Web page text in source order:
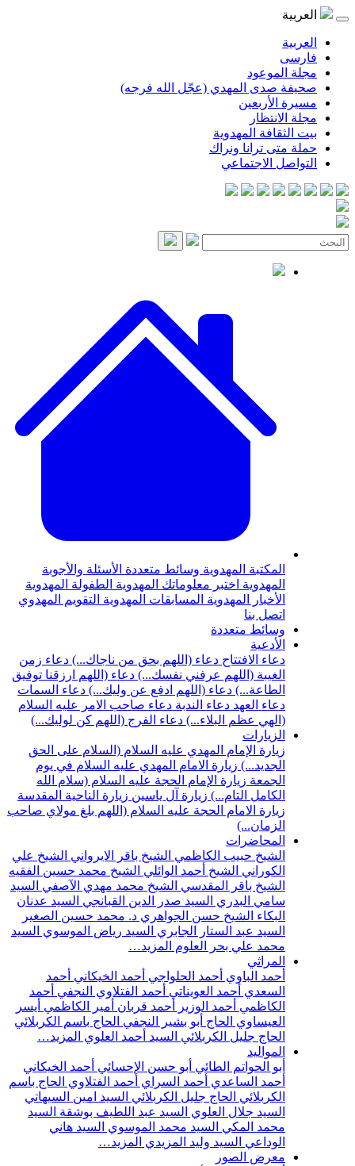
العربية
العربية
فارسی
مجلة الموعود
صحيفة صدى المهدي (عجّل الله فرجه)
مسيرة الأربعين
مجلة الانتظار
بيت الثقافة المهدوية
حملة متى ترانا ونراك
التواصل الاجتماعي
المكتبة المهدوية وسائط متعددة الأسئلة والأجوبة
المهدوية اختبر معلوماتك المهدوية الطفولة المهدوية
الأخبار المهدوية المسابقات المهدوية التقويم المهدوي
اتصل بنا
وسائط متعددة
الأدعية
دعاء الافتتاح دعاء (اللهم بحق من ناجاك...) دعاء زمن
الغيبة (اللهم عرفني نفسك...) دعاء (اللهم ارزقنا توفيق
الطاعة...) دعاء (اللهم ادفع عن وليك...) دعاء السمات
دعاء العهد دعاء الندبة دعاء صاحب الامر عليه السلام
(الهي عظم البلاء...) دعاء الفرج (اللهم كن لوليك...)
الزيارات
زيارة الإمام المهدي عليه السلام (السلام على الحق
الجديد...) زيارة الامام المهدي عليه السلام في يوم
الجمعة زيارة الإمام الحجة عليه السلام (سلام الله
الكامل التام...) زيارة آل ياسين زيارة الناحية المقدسة
زيارة الامام الحجة عليه السلام (اللهم بلغ مولاي صاحب
الزمان...)
المحاضرات
الشيخ حبيب الكاظمي الشيخ باقر الايرواني الشيخ علي
الكوراني الشيخ أحمد الوائلي الشيخ محمد حسين الفقيه
الشيخ باقر المقدسي الشيخ محمد مهدي الآصفي السيد
سامي البدري السيد صدر الدين القبانجي السيد عدنان
البكاء الشيخ حسن الجواهري د. محمد حسين الصغير
السيد عبد الستار الجابري السيد رياض الموسوي السيد
محمد علي بحر العلوم المزيد…
المراثي
أحمد الباوي أحمد الحلواجي أحمد الخيكاني أحمد
السعدي أحمد العويناتي أحمد الفتلاوي النجفي أحمد
الكاظمي أحمد الوزير أحمد قربان أمير الكاظمي أيسر
العيساوي الحاج أبو بشير النجفي الحاج باسم الكربلائي
الحاج جليل الكربلائي السيد أحمد العلوي المزيد…
المواليد
أبو الحواتم الطائي أبو حسن الإحسائي أحمد الخيكاني
أحمد الساعدي أحمد السراي أحمد الفتلاوي الحاج باسم
الكربلائي الحاج جليل الكربلائي السيد امين السيهاتي
السيد جلال العلوي السيد عبد اللطيف بوشقة السيد
محمد المكي السيد محمد الموسوي السيد هاني
الوداعي السيد وليد المزيدي المزيد…
معرض الصور